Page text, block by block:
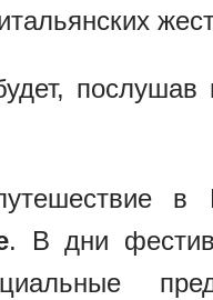
послушав
в
. В дни